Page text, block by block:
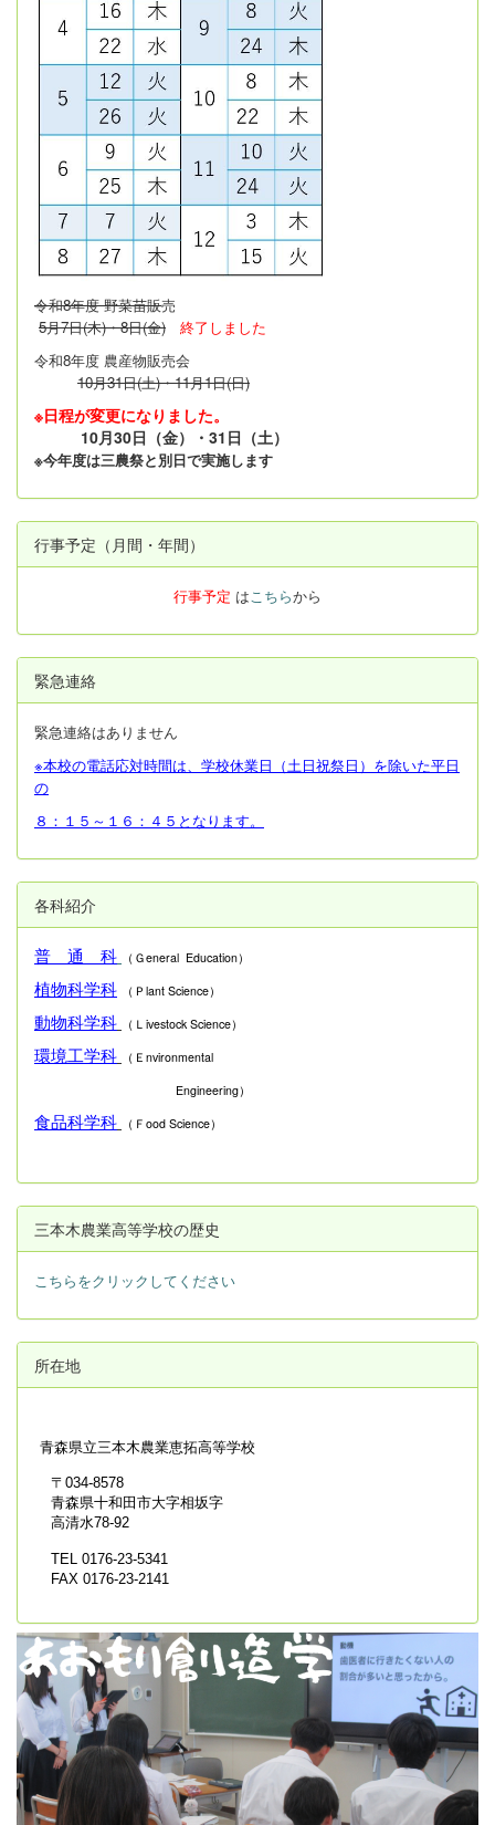
令和8年度 野菜苗販売
5月7日(木)・8日(金)
終了しました
令和8年度 農産物販売会
10月31日(土)・11月1日(日)
※日程が変更になりました。
10月30日（金）・31日（土）
※今年度は三農祭と別日で実施します
行事予定（月間・年間）
行事予定 はこちらから
緊急連絡
緊急連絡はありません
※本校の電話応対時間は、学校休業日（土日祝祭日）を除いた平日
の
８：１５～１６：４５となります。
各科紹介
普 通 科 （Ｇeneral Education）
植物科学科 （Ｐlant Science）
動物科学科 （Ｌivestock Science）
環境工学科
（Ｅnvironmental
Engineering）
食品科学科 （Ｆood Science）
三本木農業高等学校の歴史
こちらをクリックしてください
所在地
青森県立三本木農業恵拓高等学校
〒034-8578
青森県十和田市大字相坂字
高清水78-92
TEL 0176-23-5341
FAX 0176-23-2141